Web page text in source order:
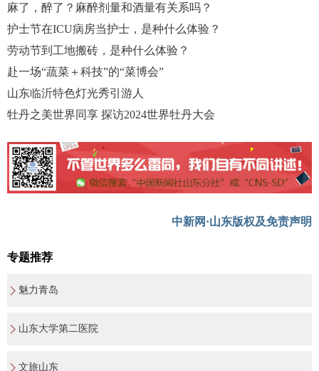
麻了，醉了？麻醉剂量和酒量有关系吗？
护士节在ICU病房当护士，是种什么体验？
劳动节到工地搬砖，是种什么体验？
赴一场“蔬菜＋科技”的“菜博会”
山东临沂特色灯光秀引游人
牡丹之美世界同享 探访2024世界牡丹大会
中新网·山东版权及免责声明
专题推荐
魅力青岛
山东大学第二医院
文旅山东